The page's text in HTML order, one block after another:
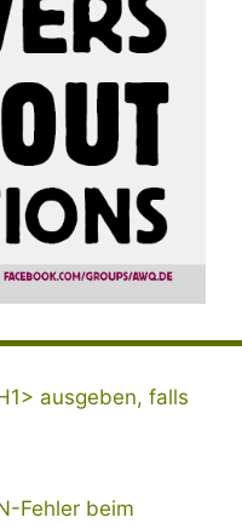
ausgeben, falls
Fehler beim